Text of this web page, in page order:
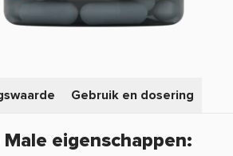
Gebruik en dosering
eigenschappen: